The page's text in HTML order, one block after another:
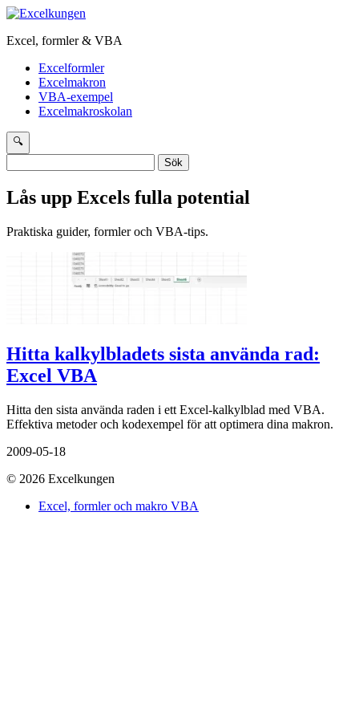
Excel, formler & VBA
Excelformler
Excelmakron
VBA-exempel
Excelmakroskolan
🔍
efter:
Lås upp Excels fulla potential
Praktiska guider, formler och VBA-tips.
Hitta kalkylbladets sista använda rad:
Excel VBA
Hitta den sista använda raden i ett Excel-kalkylblad med VBA.
Effektiva metoder och kodexempel för att optimera dina makron.
2009-05-18
© 2026 Excelkungen
Excel, formler och makro VBA